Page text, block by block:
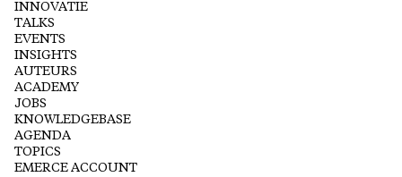
INNOVATIE
TALKS
EVENTS
INSIGHTS
AUTEURS
ACADEMY
JOBS
KNOWLEDGEBASE
AGENDA
TOPICS
EMERCE ACCOUNT